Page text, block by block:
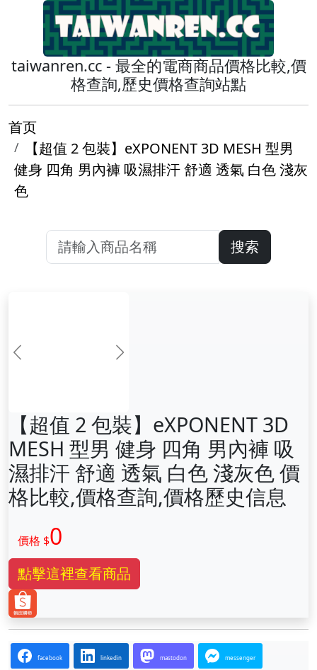
taiwanren.cc - 最全的電商商品價格比較,價
格查詢,歷史價格查詢站點
首页
【超值 2 包裝】eXPONENT 3D MESH 型男
健身 四角 男內褲 吸濕排汗 舒適 透氣 白色 淺灰
色
搜索
前一张 下一张
【超值 2 包裝】eXPONENT 3D
MESH 型男 健身 四角 男內褲 吸
濕排汗 舒適 透氣 白色 淺灰色 價
格比較,價格查詢,價格歷史信息
價格 $0
點擊這裡查看商品
facebook linkedin mastodon messenger